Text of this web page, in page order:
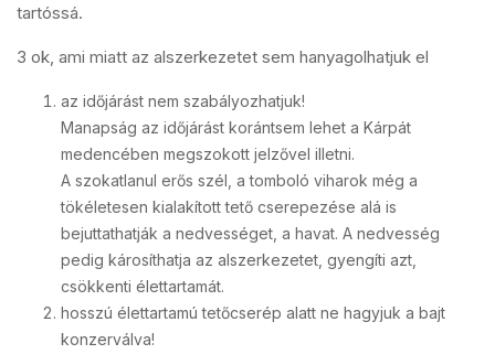
tartóssá.
3 ok, ami miatt az alszerkezetet sem hanyagolhatjuk el
az időjárást nem szabályozhatjuk!
Manapság az időjárást korántsem lehet a Kárpát
medencében megszokott jelzővel illetni.
A szokatlanul erős szél, a tomboló viharok még a
tökéletesen kialakított tető cserepezése alá is
bejuttathatják a nedvességet, a havat. A nedvesség
pedig károsíthatja az alszerkezetet, gyengíti azt,
csökkenti élettartamát.
hosszú élettartamú tetőcserép alatt ne hagyjuk a bajt
konzerválva!